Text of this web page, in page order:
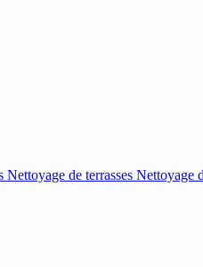
Nettoyage de terrasses Nettoyage